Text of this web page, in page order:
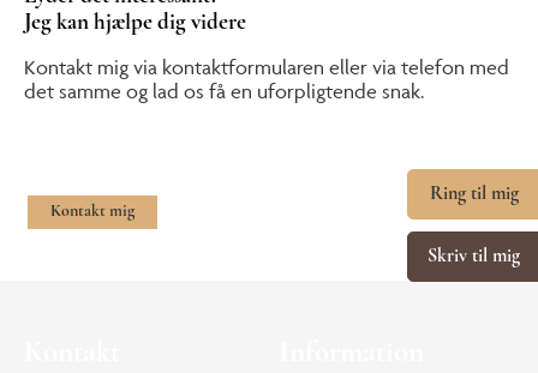
Ring til mig
Skriv til mig
Jeg kan hjælpe dig videre
Kontakt mig via kontaktformularen eller via telefon med
det samme og lad os få en uforpligtende snak.
Kontakt mig